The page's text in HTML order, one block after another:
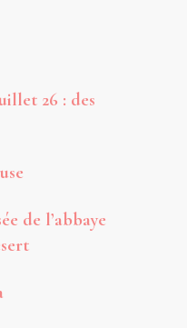
26 : des
de l’abbaye